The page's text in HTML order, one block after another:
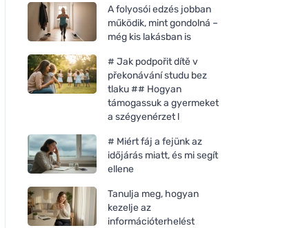
A folyosói edzés jobban
működik, mint gondolná –
még kis lakásban is
# Jak podpořit dítě v
překonávání studu bez
tlaku ## Hogyan
támogassuk a gyermeket
a szégyenérzet l
# Miért fáj a fejünk az
időjárás miatt, és mi segít
ellene
Tanulja meg, hogyan
kezelje az
információterhelést